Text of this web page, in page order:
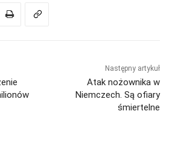
Następny artykuł
Atak nożownika w
Niemczech. Są ofiary
śmiertelne